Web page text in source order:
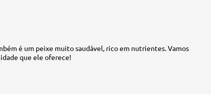
é um peixe muito saudável, rico em nutrientes. Vamos
que ele oferece!